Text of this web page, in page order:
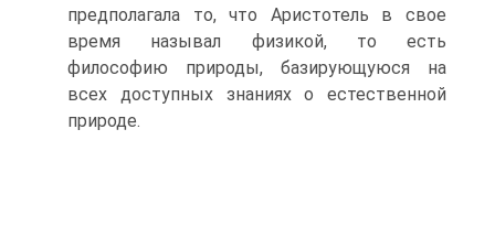
предполагала то, что Аристотель в свое
время называл физикой, то есть
философию природы, базирующуюся на
всех доступных знаниях о естественной
природе.